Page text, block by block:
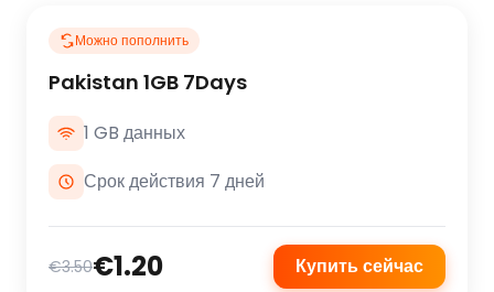
Можно пополнить
Pakistan 1GB 7Days
1 GB данных
Срок действия 7 дней
€3.50€1.20 Купить сейчас